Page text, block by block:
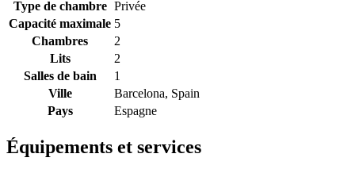
Type de chambre Privée
Capacité maximale 5
Chambres
2
Lits
2
Salles de bain
1
Ville
Barcelona, Spain
Pays
Espagne
Équipements et services